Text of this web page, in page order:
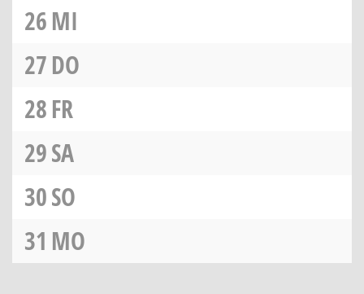
26MI
27DO
28FR
29SA
30SO
31 MO